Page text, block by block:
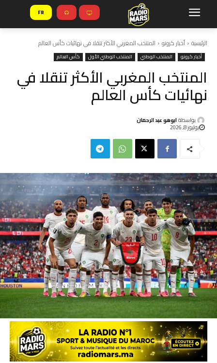
FR
الرئيسية أخبار كرونو المنتخب المغربي الأكثر تنقلا في نهائيات كأس العالم
أخبار كرونو المنتخب الوطني المنتخب الوطني الأول كأس العالم
المنتخب المغربي الأكثر تنقلا في
نهائيات كأس العالم
بواسطةابوهو عبد الرحمان
يوليوز 8, 2026